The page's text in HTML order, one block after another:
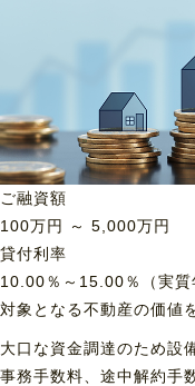
ご融資額
100万円 ～ 5,000万円
貸付利率
10.00％～15.00％（実質
対象となる不動産の価値
大口な資金調達のため設
事務手数料、途中解約手